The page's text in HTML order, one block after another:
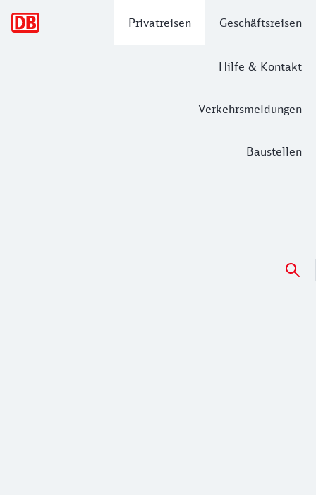
Privatreisen Geschäftsreisen
Hilfe & Kontakt
Verkehrsmeldungen
Baustellen